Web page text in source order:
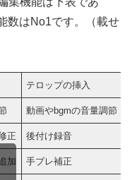
数はNo1です。（載せ
テロップの挿入
動画やbgmの音量調節
正 後付け録音
加 手ブレ補正